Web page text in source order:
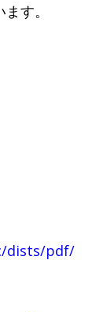
す。
dists/pdf/